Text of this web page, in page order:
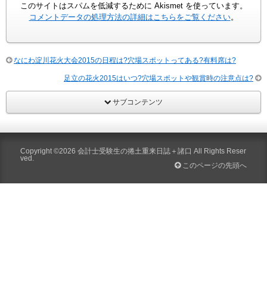
このサイトはスパムを低減するために Akismet を使っています。
コメントデータの処理方法の詳細はこちらをご覧ください。
なにわ淀川花火大会2015の日程は?穴場スポットってある?有料席は?
足立の花火2015はいつ?穴場スポットや観賞時の注意点は?
サブコンテンツ
Copyright ©2026会計士受験生の捲土重来日誌＋諸口 All Rights Reser
ved.
このページの先頭へ